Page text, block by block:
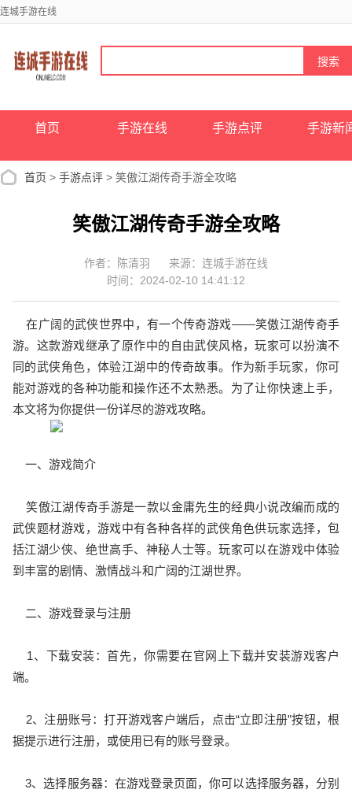
连城手游在线
首页 手游在线 手游点评 手游新
首页 > 手游点评 > 笑傲江湖传奇手游全攻略
笑傲江湖传奇手游全攻略
作者：陈清羽
来源：连城手游在线
时间：2024-02-10 14:41:12
在广阔的武侠世界中，有一个传奇游戏——笑傲江湖传奇手
游。这款游戏继承了原作中的自由武侠风格，玩家可以扮演不
同的武侠角色，体验江湖中的传奇故事。作为新手玩家，你可
能对游戏的各种功能和操作还不太熟悉。为了让你快速上手，
本文将为你提供一份详尽的游戏攻略。
一、游戏简介
笑傲江湖传奇手游是一款以金庸先生的经典小说改编而成的
武侠题材游戏，游戏中有各种各样的武侠角色供玩家选择，包
括江湖少侠、绝世高手、神秘人士等。玩家可以在游戏中体验
到丰富的剧情、激情战斗和广阔的江湖世界。
二、游戏登录与注册
1、下载安装：首先，你需要在官网上下载并安装游戏客户
端。
2、注册账号：打开游戏客户端后，点击“立即注册”按钮，根
据提示进行注册，或使用已有的账号登录。
3、选择服务器：在游戏登录页面，你可以选择服务器，分别